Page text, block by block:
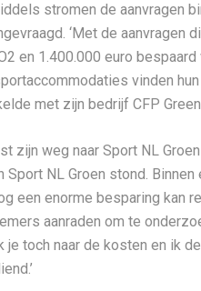
stromen de aanvragen
‘Met de aanvragen
en 1.400.000 euro
vinden hun
met zijn bedrijf CFP
weg naar Sport NL Groen
NL Groen stond.
een enorme besparing kan
aanraden om te
toch naar de kosten en ik